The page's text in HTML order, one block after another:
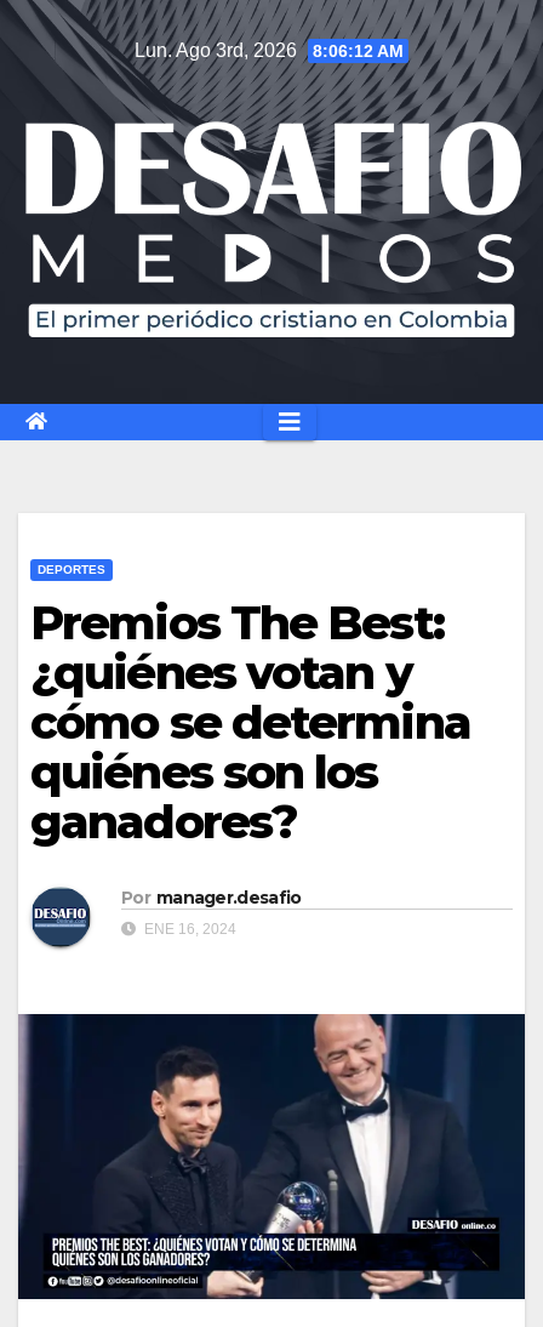
Lun. Ago 3rd, 2026 8:06:13 AM
DEPORTES
Premios The Best:
¿quiénes votan y
cómo se determina
quiénes son los
ganadores?
Por manager.desafio
ENE 16, 2024